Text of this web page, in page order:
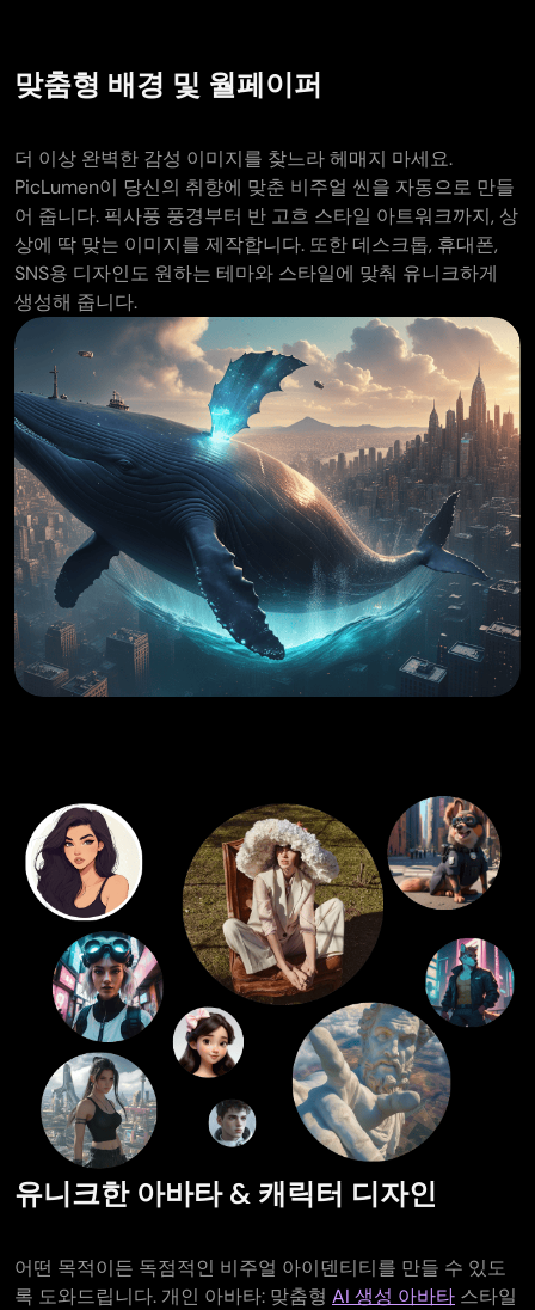
맞춤형 배경 및 월페이퍼
더 이상 완벽한 감성 이미지를 찾느라 헤매지 마세요.
PicLumen이 당신의 취향에 맞춘 비주얼 씬을 자동으로 만들
어 줍니다. 픽사풍 풍경부터 반 고흐 스타일 아트워크까지, 상
상에 딱 맞는 이미지를 제작합니다. 또한 데스크톱, 휴대폰,
SNS용 디자인도 원하는 테마와 스타일에 맞춰 유니크하게
생성해 줍니다.
유니크한 아바타 & 캐릭터 디자인
어떤 목적이든 독점적인 비주얼 아이덴티티를 만들 수 있도
록 도와드립니다. 개인 아바타: 맞춤형 AI 생성 아바타 스타일